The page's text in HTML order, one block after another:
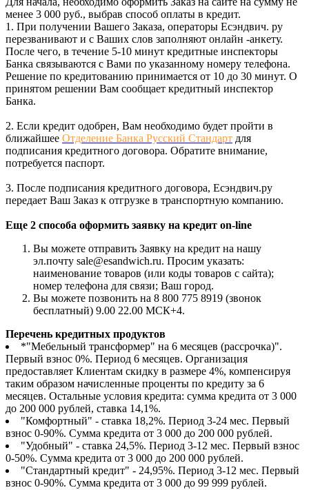
менее 3 000 руб., выбрав способ оплаты в кредит.
1. При получении Вашего Заказа, операторы Есэндвич. ру
перезванивают и с Ваших слов заполняют онлайн -анкету.
После чего, в течение 5-10 минут кредитные инспекторы
Банка связываются с Вами по указанному номеру телефона.
Решение по кредитованию принимается от 10 до 30 минут. О
принятом решении Вам сообщает кредитный инспектор
Банка.
2. Если кредит одобрен, Вам необходимо будет пройти в
ближайшее Отделение Банка Русский Стандарт для
подписания кредитного договора. Обратите внимание,
потребуется паспорт.
3. После подписания кредитного договора, Есэндвич.ру
передает Ваш Заказ к отгрузке в транспортную компанию.
Еще 2 способа оформить заявку на кредит on-line
Вы можете отправить Заявку на кредит на нашу
эл.почту sale@esandwich.ru. Просим указать:
наименование товаров (или коды товаров с сайта);
номер телефона для связи; Ваш город.
Вы можете позвонить на 8 800 775 8919 (звонок
бесплатный) 9.00 22.00 МСК+4.
Перечень кредитных продуктов
*"Мебельный трансформер" на 6 месяцев (рассрочка)".
Первый взнос 0%. Период 6 месяцев. Организация
предоставляет Клиентам скидку в размере 4%, компенсируя
таким образом начисленные проценты по кредиту за 6
месяцев. Остальные условия кредита: сумма кредита от 3 000
до 200 000 рублей, ставка 14,1%.
"Комфортный" - ставка 18,2%. Период 3-24 мес. Первый
взнос 0-90%. Сумма кредита от 3 000 до 200 000 рублей.
"Удобный" - ставка 24,5%. Период 3-12 мес. Первый взнос
0-50%. Сумма кредита от 3 000 до 200 000 рублей.
"Стандартный кредит" - 24,95%. Период 3-12 мес. Первый
взнос 0-90%. Сумма кредита от 3 000 до 99 999 рублей.